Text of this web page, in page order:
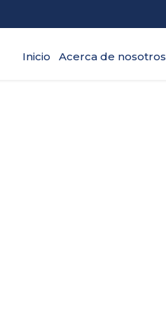
Inicio Acerca de nosotros